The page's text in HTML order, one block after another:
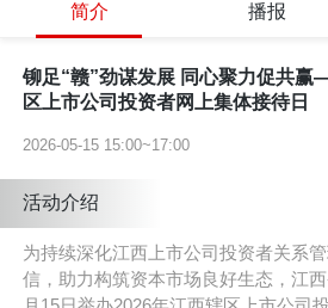
简介 播报
铆足“赣”劲谋发展 同心聚力促共
区上市公司投资者网上集体接待日
2026-05-15 15:00~17:00
活动介绍
为持续深化江西上市公司投资者关系
信，助力构筑资本市场良好生态，江